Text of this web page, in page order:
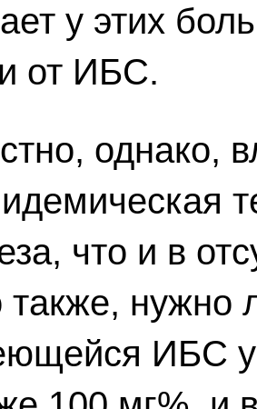
у этих
от ИБС.
однако,
что и в
нужно
ИБС